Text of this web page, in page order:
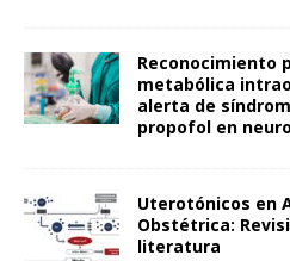
Reconocimiento
metabólica
alerta de
propofol en
Uterotónicos en
Obstétrica:
literatura